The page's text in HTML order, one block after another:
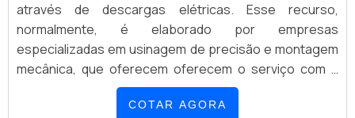
através de descargas elétricas. Esse recurso,
normalmente, é elaborado por empresas
especializadas em usinagem de precisão e montagem
mecânica, que oferecem oferecem o serviço com a
mais alta competência para moldar materiais
resistentes. Isso é capaz de aumentar a vida útil de
COTAR AGORA